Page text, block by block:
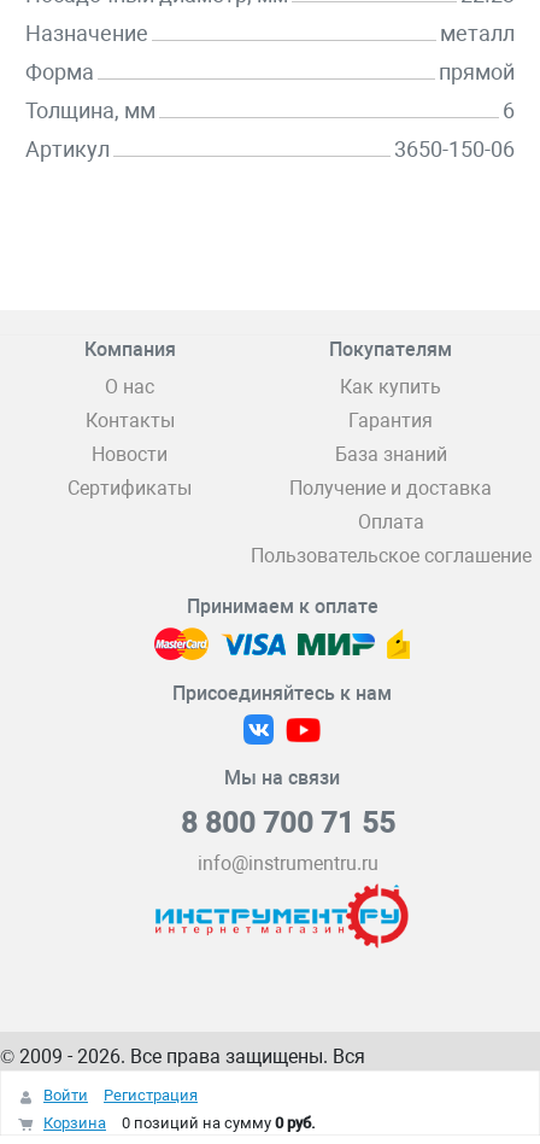
Назначение
металл
Форма
прямой
Толщина, мм
6
Артикул
3650-150-06
Компания
О нас
Контакты
Новости
Сертификаты
Покупателям
Как купить
Гарантия
База знаний
Получение и доставка
Оплата
Пользовательское соглашение
Принимаем к оплате
Присоединяйтесь к нам
Мы на связи
8 800 700 71 55
info@instrumentru.ru
© 2009 - 2026. Все права защищены. Вся
информация на сайте – собственность
интернет-магазина
Войти
Регистрация
Корзина
0 позиций на сумму 0 руб.